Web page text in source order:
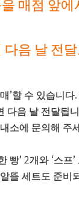
매점 앞
다음 날 전
’할 수 있습니다
다음 날 전달됩
소에 문의해 주
’ 2개와 ‘스프’
뜰 세트도 준비